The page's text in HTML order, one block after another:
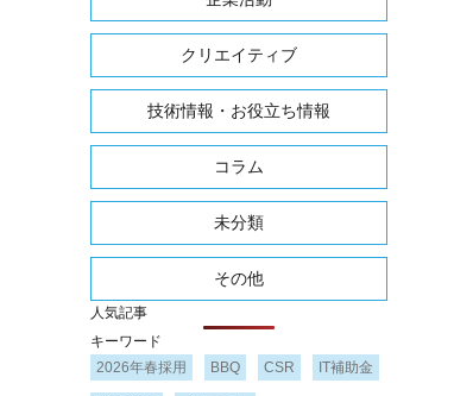
クリエイティブ
技術情報・お役立ち情報
コラム
未分類
その他
人気記事
キーワード
2026年春採用
BBQ CSR IT補助金